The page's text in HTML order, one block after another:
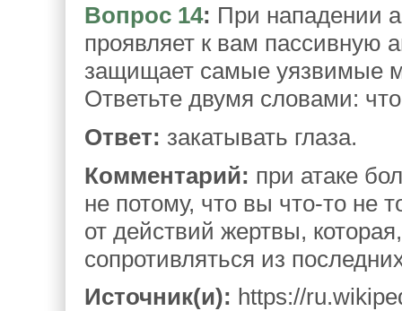
Вопрос 14: При нападении
проявляет к вам
защищает самые уязвимые
Ответьте двумя словами:
Ответ: закатывать глаза.
Комментарий: при атаке
не потому, что вы что-то не
от действий жертвы,
сопротивляться из
Источник(и): https://